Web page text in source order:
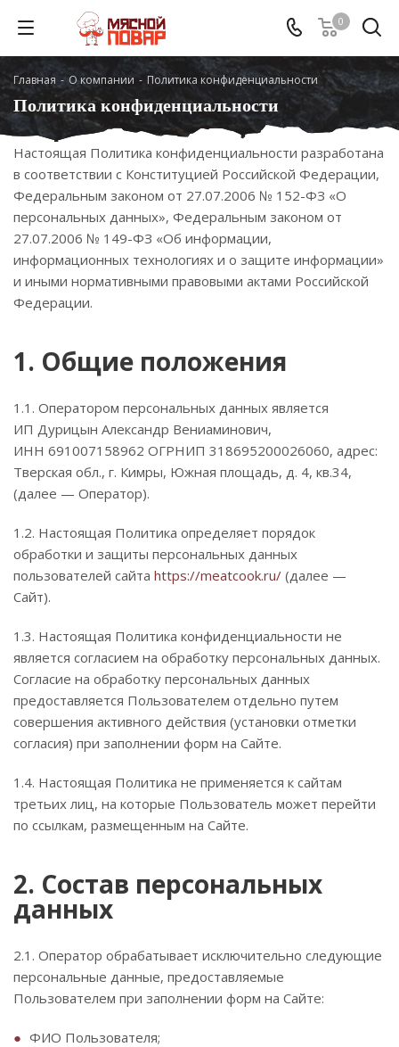
0
Главная - О компании - Политика конфиденциальности
Политика конфиденциальности
Настоящая Политика конфиденциальности разработана
в соответствии с Конституцией Российской Федерации,
Федеральным законом от 27.07.2006 № 152-ФЗ «О
персональных данных», Федеральным законом от
27.07.2006 № 149-ФЗ «Об информации,
информационных технологиях и о защите информации»
и иными нормативными правовыми актами Российской
Федерации.
1. Общие положения
1.1. Оператором персональных данных является
ИП Дурицын Александр Вениаминович,
ИНН 691007158962 ОГРНИП 318695200026060, адрес:
Тверская обл., г. Кимры, Южная площадь, д. 4, кв.34,
(далее — Оператор).
1.2. Настоящая Политика определяет порядок
обработки и защиты персональных данных
пользователей сайта https://meatcook.ru/ (далее —
Сайт).
1.3. Настоящая Политика конфиденциальности не
является согласием на обработку персональных данных.
Согласие на обработку персональных данных
предоставляется Пользователем отдельно путем
совершения активного действия (установки отметки
согласия) при заполнении форм на Сайте.
1.4. Настоящая Политика не применяется к сайтам
третьих лиц, на которые Пользователь может перейти
по ссылкам, размещенным на Сайте.
2. Состав персональных
данных
2.1. Оператор обрабатывает исключительно следующие
персональные данные, предоставляемые
Пользователем при заполнении форм на Сайте:
ФИО Пользователя;